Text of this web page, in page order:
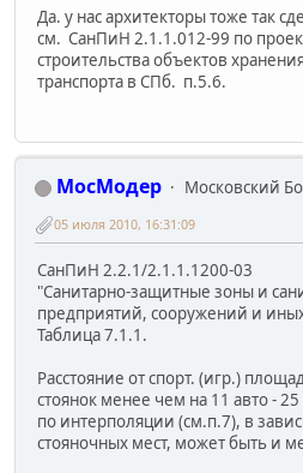
Да. у нас архитекторы тоже так
см. СанПиН 2.1.1.012-99 по
строительства объектов
транспорта в СПб. п.5.6.
МосМодер Московский
05 июля 2010, 16:31:09
СанПиН 2.2.1/2.1.1.1200-03
"Санитарно-защитные зоны и
предприятий, сооружений и
Таблица 7.1.1.
Расстояние от спорт. (игр.)
стоянок менее чем на 11 авто -
по интерполяции (см.п.7), в
стояночных мест, может быть и